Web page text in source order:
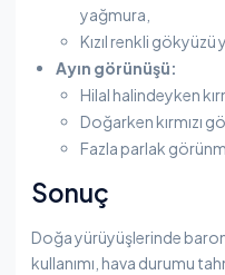
yağmura,​
Kızıl renkli
Ayın görünüşü:
Hilal halindeyken
Doğarken kırmızı
Fazla parlak
Sonuç
Doğa yürüyüşlerinde
kullanımı, hava durumu